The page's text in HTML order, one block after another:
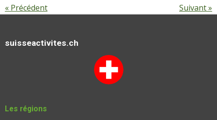
« Précédent Suivant»
suisseactivites.ch
Les régions